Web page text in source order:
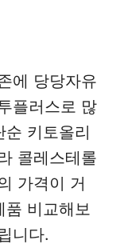
에 당당자유
플러스로 많
키토올리
콜레스테롤
가격이 거
품 비교해보
니다.